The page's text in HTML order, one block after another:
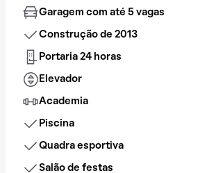
Garagem com até 5 vagas
Construção de 2013
Portaria 24 horas
Elevador
Academia
Piscina
Quadra esportiva
Salão de festas